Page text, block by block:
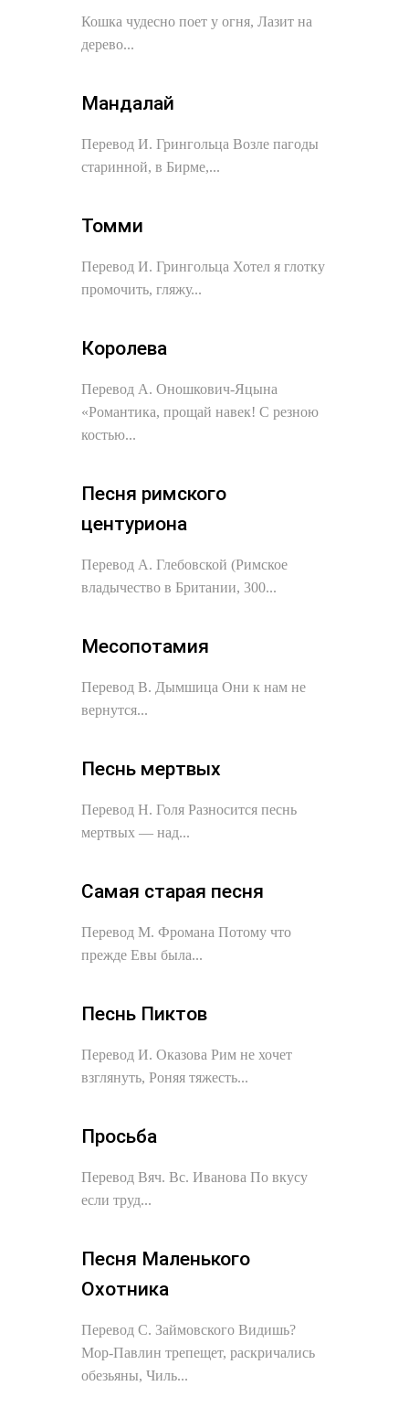
Кошка чудесно поет у огня, Лазит на
дерево...
Мандалай
Перевод И. Грингольца Возле пагоды
старинной, в Бирме,...
Томми
Перевод И. Грингольца Хотел я глотку
промочить, гляжу...
Королева
Перевод А. Оношкович-Яцына
«Романтика, прощай навек! С резною
костью...
Песня римского
центуриона
Перевод А. Глебовской (Римское
владычество в Британии, 300...
Месопотамия
Перевод В. Дымшица Они к нам не
вернутся...
Песнь мертвых
Перевод Н. Голя Разносится песнь
мертвых — над...
Самая старая песня
Перевод М. Фромана Потому что
прежде Евы была...
Песнь Пиктов
Перевод И. Оказова Рим не хочет
взглянуть, Роняя тяжесть...
Просьба
Перевод Вяч. Вс. Иванова По вкусу
если труд...
Песня Маленького
Охотника
Перевод С. Займовского Видишь?
Мор-Павлин трепещет, раскричались
обезьяны, Чиль...